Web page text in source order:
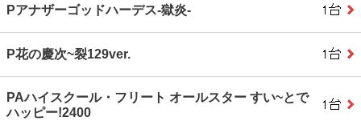
Pアナザーゴッドハーデス‐獄炎‐
P花の慶次~裂129ver.
PAハイスクール・フリート オールスター すい~とで
ハッピー!2400